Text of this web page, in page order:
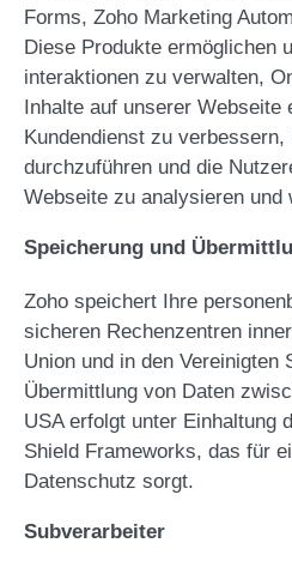
Forms, Zoho Marketing
Diese Produkte ermöglichen
interaktionen zu verwalten,
Inhalte auf unserer Webseite
Kundendienst zu
durchzuführen und die
Webseite zu analysieren und
Speicherung und
Zoho speichert Ihre
sicheren Rechenzentren
Union und in den Vereinigten
Übermittlung von Daten
USA erfolgt unter Einhaltung
Shield Frameworks, das für
Datenschutz sorgt.
Subverarbeiter